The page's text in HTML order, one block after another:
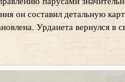
он составил детальную
Урданета вернулся в